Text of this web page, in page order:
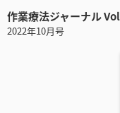
作業療法ジャーナル
2022年10月号